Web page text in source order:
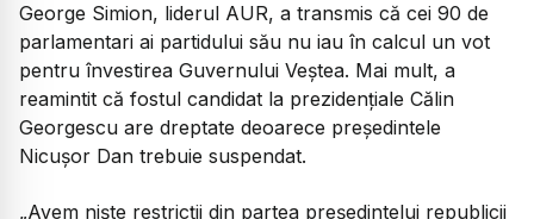
George Simion, liderul AUR, a transmis că cei 90 de
parlamentari ai partidului său nu iau în calcul un vot
pentru învestirea Guvernului Veștea. Mai mult, a
reamintit că fostul candidat la prezidențiale Călin
Georgescu are dreptate deoarece președintele
Nicușor Dan trebuie suspendat.
„Avem niște restricții din partea președintelui republicii